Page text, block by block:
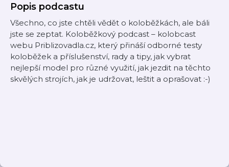
Popis podcastu
Všechno, co jste chtěli vědět o koloběžkách, ale báli
jste se zeptat. Koloběžkový podcast – kolobcast
webu Priblizovadla.cz, který přináší odborné testy
koloběžek a příslušenství, rady a tipy, jak vybrat
nejlepší model pro různé využití, jak jezdit na těchto
skvělých strojích, jak je udržovat, leštit a oprašovat :-)